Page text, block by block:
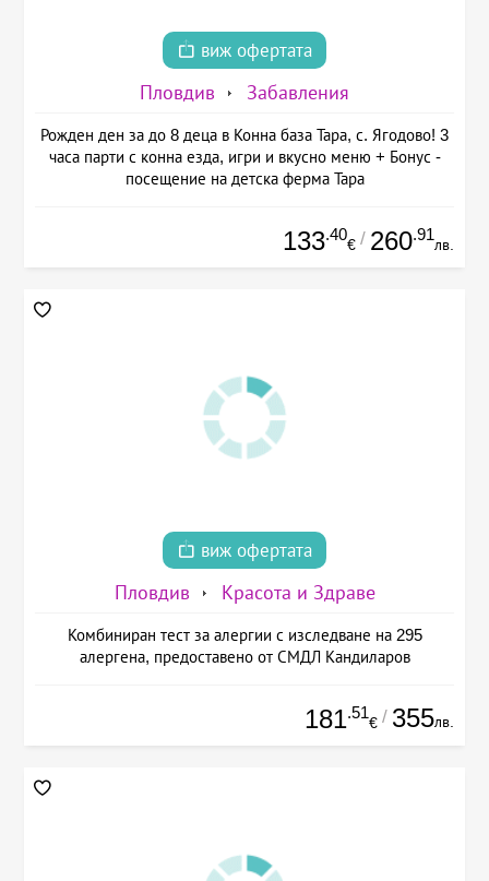
виж офертата
Пловдив Забавления
Рожден ден за до 8 деца в Конна база Тара, с. Ягодово! 3
часа парти с конна езда, игри и вкусно меню + Бонус -
посещение на детска ферма Тара
133.40
€ / 260.91
лв.
виж офертата
Пловдив Красота и Здраве
Комбиниран тест за алергии с изследване на 295
алергена, предоставено от СМДЛ Кандиларов
181.51
€ / 355лв.